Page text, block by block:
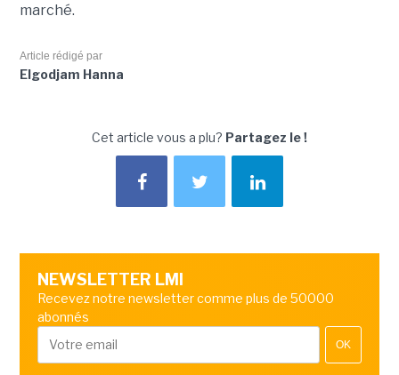
marché.
Article rédigé par
Elgodjam Hanna
Cet article vous a plu? Partagez le !
NEWSLETTER LMI
Recevez notre newsletter comme plus de 50000
abonnés
OK